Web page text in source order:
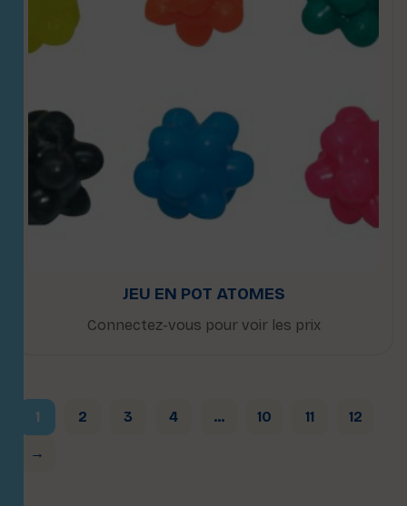
JEU EN POT ATOMES
Connectez-vous pour voir les prix
1 2 3 4 … 10 11 12
→